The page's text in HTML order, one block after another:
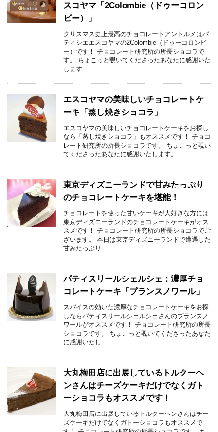
スコヤマ「2Colombie（ドゥーコロン
ビー）」
クリスマス史上最高のチョコレートアントルメはパ
ティシエエスコヤマの2Colombie（ドゥーコロンビ
ー）です！ チョコレート研究所の所長ショコラで
す。 ちょこっと覗いてくださったあなたに感謝いた
します ...
エスコヤマの美味しいチョコレートケ
ーキ「蒸し焼きショコラ」
エスコヤマの美味しいチョコレートケーキをお探し
なら「蒸し焼きショコラ」もオススメです！ チョコ
レート研究所の所長ショコラです。 ちょこっと覗い
てくださったあなたに感謝いたします。
東京ディズニーランドで甘みたっぷり
のチョコレートケーキを堪能！
チョコレートを使った甘いケーキが大好きな方には
東京ディズニーランドのチョコレートケーキがオス
スメです！ チョコレート研究所の所長ショコラでご
ざいます。 本日は東京ディズニーランドで遭遇した
甘みたっぷり ...
パティスリールシェルシェ：濃厚チョ
コレートケーキ「プランスノワール」
スパイスの効いた濃厚なチョコレートケーキをお探
しならパティスリールシェルシェさんのプランスノ
ワールがオススメです！ チョコレート研究所の所長
ショコラです。 ちょこっと覗いてくださったあなた
に感謝いたし ...
大丸梅田店に出展しているトルクーヘ
ンさんはチーズケーキだけでなくガト
ーショコラもオススメです！
大丸梅田店に出展しているトルクーヘンさんはチー
ズケーキだけでなくガトーショコラもオススメで